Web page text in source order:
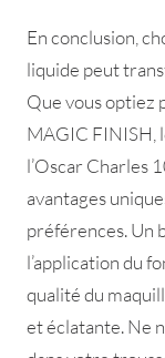
En conclusion,
liquide peut
Que vous optiez
MAGIC FINISH,
l’Oscar Charles
avantages
préférences. Un
l’application du
qualité du
et éclatante. Ne